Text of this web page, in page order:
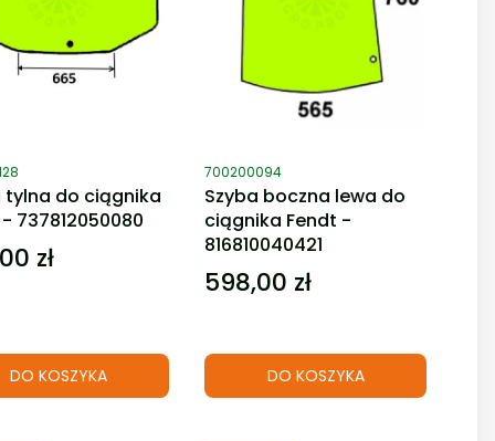
tylna do ciągnika
737812050080
zł
DO KOSZYKA
Kod produktu
700200094
Szyba boczna lewa do
ciągnika Fendt -
816810040421
Cena
598,00 zł
DO KOSZYKA